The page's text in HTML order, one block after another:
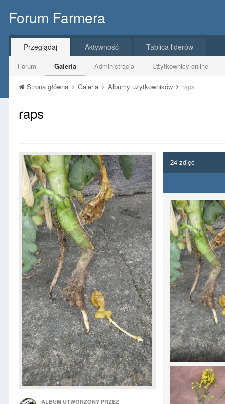
Forum Farmera
Przeglądaj
Forum Galeria Administracja Użytkownicy online
Aktywność Tablica liderów
Strona główna Galeria Albumy użytkowników raps
raps
ALBUM UTWORZONY PRZEZ
24 zdjęć